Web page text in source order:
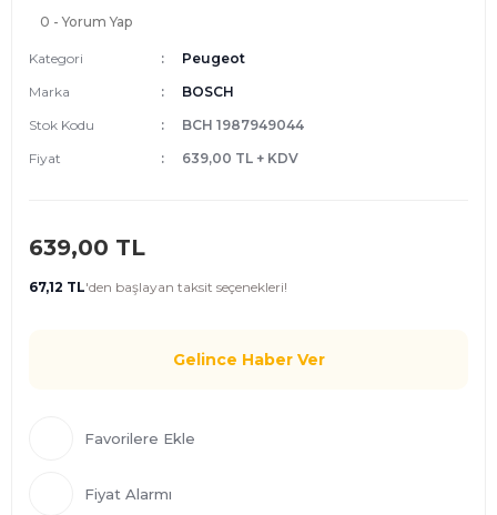
0 - Yorum Yap
Kategori
Peugeot
Marka
BOSCH
Stok Kodu
BCH 1987949044
Fiyat
639,00 TL + KDV
639,00 TL
67,12 TL'den başlayan taksit seçenekleri!
Gelince Haber Ver
Fiyat Alarmı